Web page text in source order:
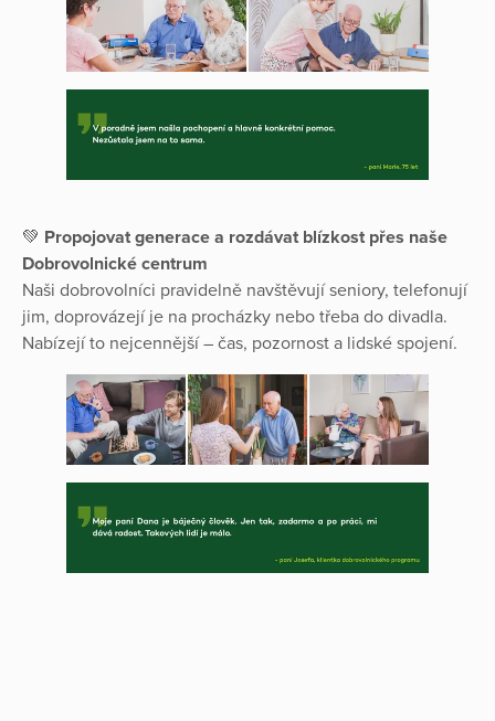
💚 Propojovat generace a rozdávat blízkost přes naše
Dobrovolnické centrum
Naši dobrovolníci pravidelně navštěvují seniory, telefonují
jim, doprovázejí je na procházky nebo třeba do divadla.
Nabízejí to nejcennější – čas, pozornost a lidské spojení.